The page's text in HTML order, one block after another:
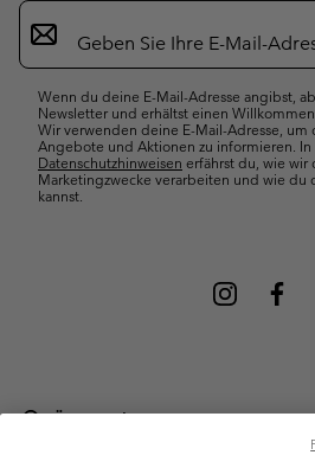
Newsletter-
Anmeldung
Wenn du deine E-Mail-Adresse angibst,
Newsletter und erhältst einen
Wir verwenden deine E-Mail-Adresse, um
Angebote und Aktionen zu informieren. In
Datenschutzhinweisen erfährst du, wie wir
Marketingzwecke verarbeiten und wie
kannst.
Österreich